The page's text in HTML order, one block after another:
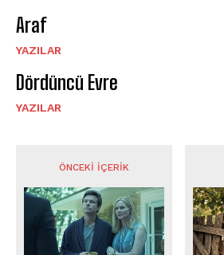
Araf
YAZILAR
Dördüncü Evre
YAZILAR
ÖNCEKI İÇERIK